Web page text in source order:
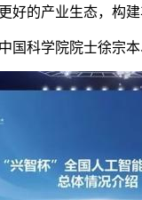
好的产业生态，构
科学院院士徐宗本